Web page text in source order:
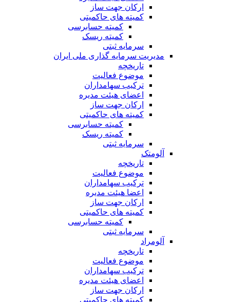
ارکان جهت ساز
کمیته های حاکمیتی
کمیته حسابرسی
کمیته ریسک
سرمایه ثبتی
مدیریت سرمایه گذاری ملی ایران
تاریخچه
موضوع فعالیت
ترکیب سهامداران
اعضای هیئت مدیره
ارکان جهت ساز
کمیته های حاکمیتی
کمیته حسابرسی
کمیته ریسک
سرمایه ثبتی
آلومتک
تاریخچه
موضوع فعالیت
ترکیب سهامداران
اعضا هیئت مدیره
ارکان جهت ساز
کمیته های حاکمیتی
کمیته حسابرسی
سرمایه ثبتی
آلومراد
تاریخچه
موضوع فعالیت
ترکیب سهامداران
اعضای هیئت مدیره
ارکان جهت ساز
کمیته های حاکمیتی